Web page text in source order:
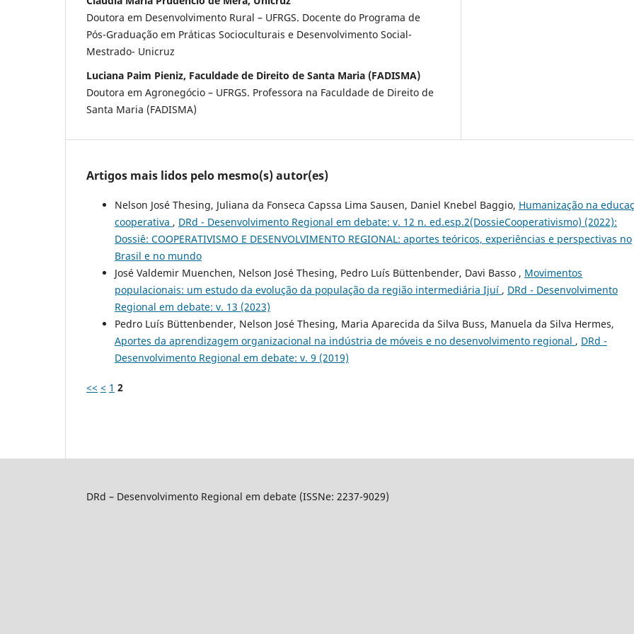
Doutora em Desenvolvimento Rural – UFRGS. Docente do Programa de
Pós-Graduação em Práticas Socioculturais e Desenvolvimento Social-
Mestrado- Unicruz
Luciana Paim Pieniz, Faculdade de Direito de Santa Maria (FADISMA)
Doutora em Agronegócio – UFRGS. Professora na Faculdade de Direito de
Santa Maria (FADISMA)
Artigos mais lidos pelo mesmo(s) autor(es)
Nelson José Thesing, Juliana da Fonseca Capssa Lima Sausen, Daniel Knebel Baggio, Humanização na
cooperativa , DRd - Desenvolvimento Regional em debate: v. 12 n. ed.esp.2(DossieCooperativismo) (2022):
Dossiê: COOPERATIVISMO E DESENVOLVIMENTO REGIONAL: aportes teóricos, experiências e perspectivas no
Brasil e no mundo
José Valdemir Muenchen, Nelson José Thesing, Pedro Luís Büttenbender, Davi Basso , Movimentos
populacionais: um estudo da evolução da população da região intermediária Ijuí , DRd - Desenvolvimento
Regional em debate: v. 13 (2023)
Pedro Luís Büttenbender, Nelson José Thesing, Maria Aparecida da Silva Buss, Manuela da Silva Hermes,
Aportes da aprendizagem organizacional na indústria de móveis e no desenvolvimento regional , DRd -
Desenvolvimento Regional em debate: v. 9 (2019)
<< < 1 2
DRd – Desenvolvimento Regional em debate (ISSNe: 2237-9029)